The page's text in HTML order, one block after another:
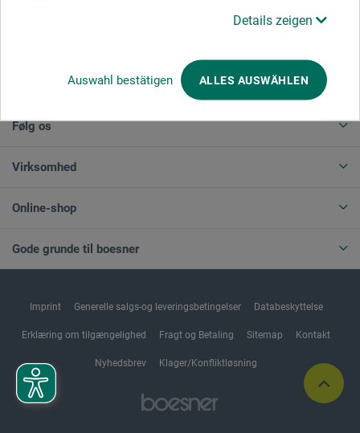
Details zeigen
Auswahl bestätigen ALLES AUSWÄHLEN
ANNULLER BESTILLING
Følg os
Virksomhed
Online-shop
Gode grunde til boesner
Imprint Generelle salgs-og leveringsbetingelser Databeskyttelse
Erklæring om tilgængelighed Fragt og Betaling Sitemap Kontakt
Nyhedsbrev Klager/Konfliktløsning